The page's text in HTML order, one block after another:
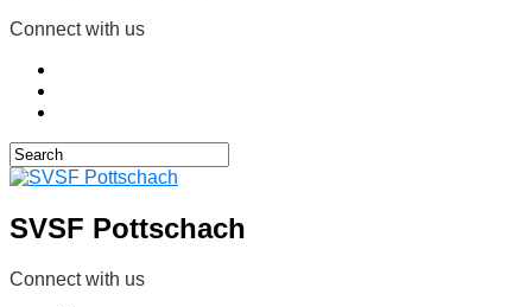
Connect with us
SVSF Pottschach
Connect with us